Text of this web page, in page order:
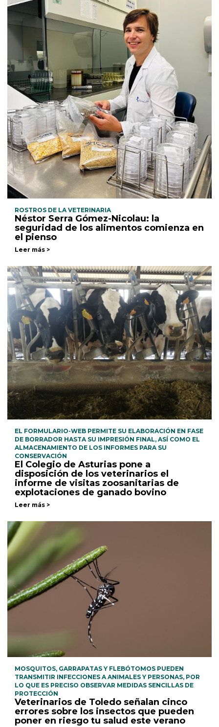
ROSTROS DE LA VETERINARIA
Néstor Serra Gómez-Nicolau: la
seguridad de los alimentos comienza en
el pienso
Leer más >
EL FORMULARIO-WEB PERMITE SU ELABORACIÓN EN FASE
DE BORRADOR HASTA SU IMPRESIÓN FINAL, ASÍ COMO EL
ALMACENAMIENTO DE LOS INFORMES PARA SU
CONSERVACIÓN
El Colegio de Asturias pone a
disposición de los veterinarios el
informe de visitas zoosanitarias de
explotaciones de ganado bovino
Leer más >
MOSQUITOS, GARRAPATAS Y FLEBÓTOMOS PUEDEN
TRANSMITIR INFECCIONES A ANIMALES Y PERSONAS, POR
LO QUE ES PRECISO OBSERVAR MEDIDAS SENCILLAS DE
PROTECCIÓN
Veterinarios de Toledo señalan cinco
errores sobre los insectos que pueden
poner en riesgo tu salud este verano